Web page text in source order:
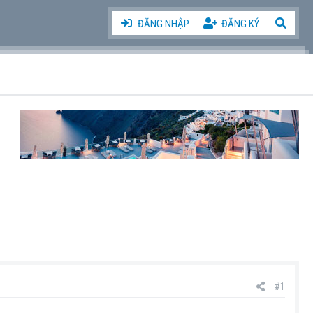
ĐĂNG NHẬP ĐĂNG KÝ
#1